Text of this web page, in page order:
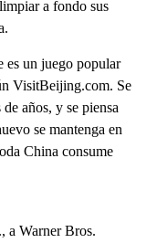
a fondo sus
es un juego popular
VisitBeijing.com. Se
años, y se piensa
se mantenga en
China consume
Warner Bros.